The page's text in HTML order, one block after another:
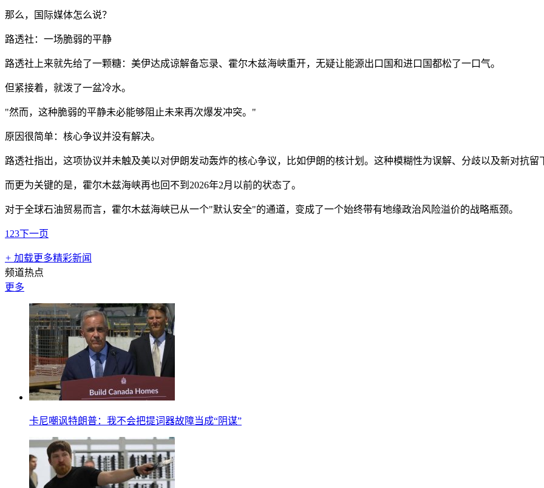
那么，国际媒体怎么说？
路透社：一场脆弱的平静
路透社上来就先给了一颗糖：美伊达成谅解备忘录、霍尔木兹海峡重开，无疑让能源出口国和进口国都松了一口气。
但紧接着，就泼了一盆冷水。
"然而，这种脆弱的平静未必能够阻止未来再次爆发冲突。"
原因很简单：核心争议并没有解决。
路透社指出，这项协议并未触及美以对伊朗发动轰炸的核心争议，比如伊朗的核计划。这种模糊性为误解、分歧以及新对抗留
而更为关键的是，霍尔木兹海峡再也回不到2026年2月以前的状态了。
对于全球石油贸易而言，霍尔木兹海峡已从一个"默认安全"的通道，变成了一个始终带有地缘政治风险溢价的战略瓶颈。
1 23下一页
+ 加载更多精彩新闻
频道热点
更多
卡尼嘲讽特朗普：我不会把提词器故障当成“阴谋”